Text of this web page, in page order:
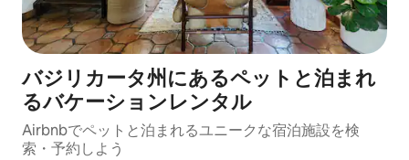
バジリカータ州にあるペットと泊まれ
るバケーションレンタル
Airbnbでペットと泊まれるユニークな宿泊施設を検
索・予約しよう